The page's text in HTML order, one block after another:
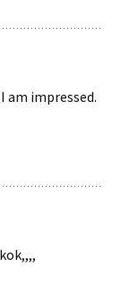
am impressed.